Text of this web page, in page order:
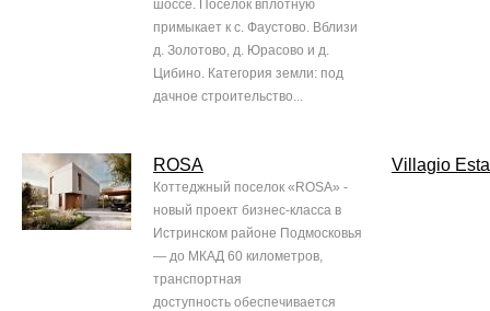
шоссе. Поселок вплотную
примыкает к с. Фаустово. Вблизи
д. Золотово, д. Юрасово и д.
Цибино. Категория земли: под
дачное строительство...
ROSA
Коттеджный поселок «ROSA» -
новый проект бизнес-класса в
Истринском районе Подмосковья
— до МКАД 60 километров,
транспортная
доступность обеспечивается
Villagio